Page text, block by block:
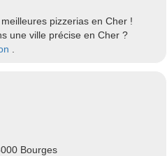
pizzerias en Cher !
une ville précise en Cher ?
Bourges